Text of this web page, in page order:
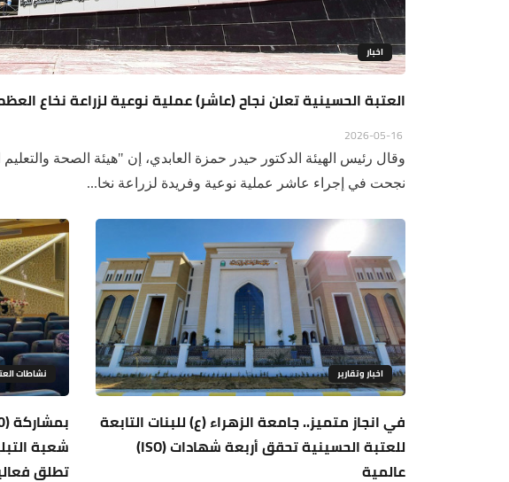
اخبار
العتبة الحسينية تعلن نجاح (عاشر) عملية نوعية لزراعة نخاع
وقال رئيس الهيئة الدكتور حيدر حمزة العابدي، إن "هيئة الصحة
نجحت في إجراء عاشر عملية نوعية وفريدة لزراعة نخا...
اخبار وتقارير
في انجاز متميز.. جامعة الزهراء (ع) للبنات التابعة
للعتبة الحسينية تحقق أربعة شهادات (ISO)
عالمية
نشاطات
شعبة
تطلق